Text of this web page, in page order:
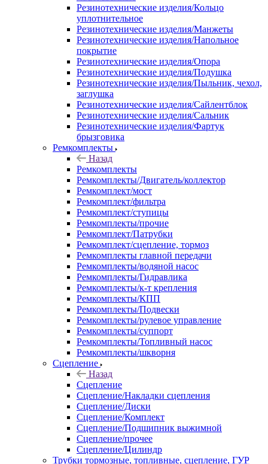
Резинотехнические изделия/Кольцо
уплотнительное
Резинотехнические изделия/Манжеты
Резинотехнические изделия/Напольное
покрытие
Резинотехнические изделия/Опора
Резинотехнические изделия/Подушка
Резинотехнические изделия/Пыльник, чехол,
заглушка
Резинотехнические изделия/Сайлентблок
Резинотехнические изделия/Сальник
Резинотехнические изделия/Фартук
брызговика
Ремкомплекты
Назад
Ремкомплекты
Ремкомплекты/Двигатель/коллектор
Ремкомплект/мост
Ремкомплект/фильтра
Ремкомплект/ступицы
Ремкомплекты/прочие
Ремкомплект/Патрубки
Ремкомплект/сцепление, тормоз
Ремкомплекты главной передачи
Ремкомплекты/водяной насос
Ремкомплекты/Гидравлика
Ремкомплекты/к-т крепления
Ремкомплекты/КПП
Ремкомплекты/Подвески
Ремкомплекты/рулевое управление
Ремкомплекты/суппорт
Ремкомплекты/Топливный насос
Ремкомплекты/шкворня
Сцепление
Назад
Сцепление
Сцепление/Накладки сцепления
Сцепление/Диски
Сцепление/Комплект
Сцепление/Подшипник выжимной
Сцепление/прочее
Сцепление/Цилиндр
Трубки тормозные, топливные, сцепление, ГУР